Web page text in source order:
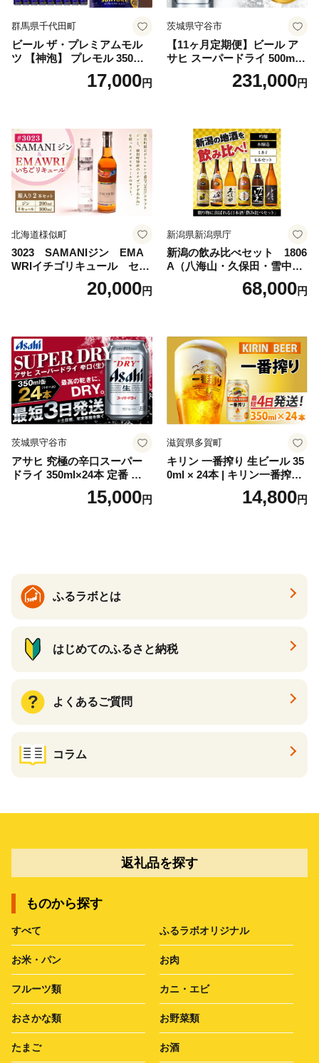
群馬県千代田町
ビール ザ・プレミアムモル
ツ 【神泡】 プレモル 350ml
× 24本 サントリー〈天然水の
ビール工場〉群馬※沖縄・離
17,000円
茨城県守谷市
【11ヶ月定期便】ビール ア
サヒ スーパードライ 500ml 2
4本 1ケース×11ヶ月 | アサヒ
ビール 究極の辛口 酒 お酒 ア
uper dry 11回 缶ビール 缶 ギ
フト 内祝い 茨城県守谷市 送
料無料
231,000円
北海道様似町
3023 SAMANIジン EMA
WRIイチゴリキュール セッ
ト（箱入り）【大人の味 酒
お酒 洋酒 スピリッツ クラフ
セット 詰め合わせ カクテル
ソーダ割り アルコール ロッ
ク ソーダ ジントニック 】
20,000円
新潟県新潟県庁
新潟の飲み比べセット 1806
A（八海山・久保田・雪中
梅・越乃寒梅・かたふね・千
68,000円
茨城県守谷市
アサヒ 究極の辛口スーパー
ドライ 350ml×24本 定番 ビー
ル 缶ビール 酒 お酒 アルコー
15,000円
滋賀県多賀町
キリン 一番搾り 生ビール 35
0ml × 24本 | キリン一番搾り
キリンビール 一番搾り ビー
ル 24缶 きりんいちばんしぼ
14,800円
ふるラボとは
はじめてのふるさと納税
よくあるご質問
コラム
返礼品を探す
ものから探す
すべて ふるラボオリジナル
お米・パン お肉
フルーツ類 カニ・エビ
おさかな類 お野菜類
たまご お酒